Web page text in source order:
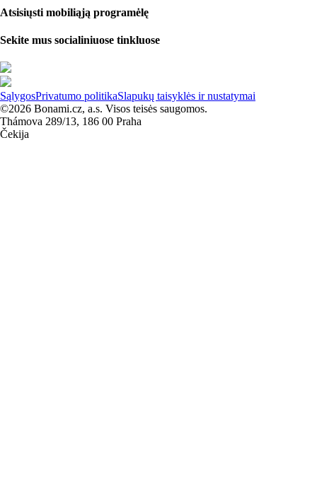
Atsisiųsti mobiliąją programėlę
Sekite mus socialiniuose tinkluose
SąlygosPrivatumo politikaSlapukų taisyklės ir nustatymai
©2026 Bonami.cz, a.s. Visos teisės saugomos.
Thámova 289/13, 186 00 Praha
Čekija